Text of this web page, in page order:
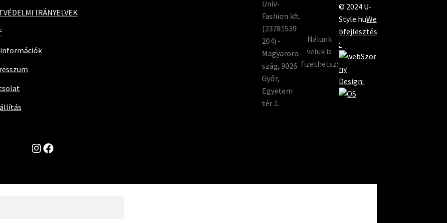
IRÁNYELVEK
Instagram
Facebook
Univ-
Fashion kft.
(23781539
204) -
Magyaroro
szág, 9026
Győr,
Egyetem
tér 1.
Nálunk
velük is
fizethetsz:
© 2024 U-
Style.huWe
bfejlesztés
:
Design: